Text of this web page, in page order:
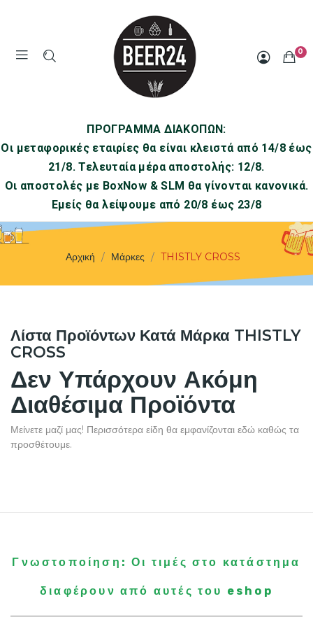
0
ΠΡΟΓΡΑΜΜΑ ΔΙΑΚΟΠΩΝ:
Οι μεταφορικές εταιρίες θα είναι κλειστά από 14/8 έως
21/8. Τελευταία μέρα αποστολής: 12/8.
Οι αποστολές με BoxNow & SLM θα γίνονται κανονικά.
Εμείς θα λείψουμε από 20/8 έως 23/8
Αρχική Μάρκες THISTLY CROSS
Λίστα Προϊόντων Κατά Μάρκα THISTLY
CROSS
Δεν Υπάρχουν Ακόμη
Διαθέσιμα Προϊόντα
Μείνετε μαζί μας! Περισσότερα είδη θα εμφανίζονται εδώ καθώς τα
προσθέτουμε.
Γνωστοποίηση: Οι τιμές στο κατάστημα
διαφέρουν από αυτές του eshop